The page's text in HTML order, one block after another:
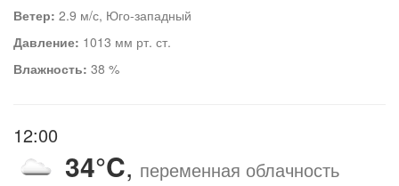
Ветер: 2.9 м/с, Юго-западный
Давление: 1013 мм рт. ст.
Влажность: 38 %
12:00
34°C, переменная облачность